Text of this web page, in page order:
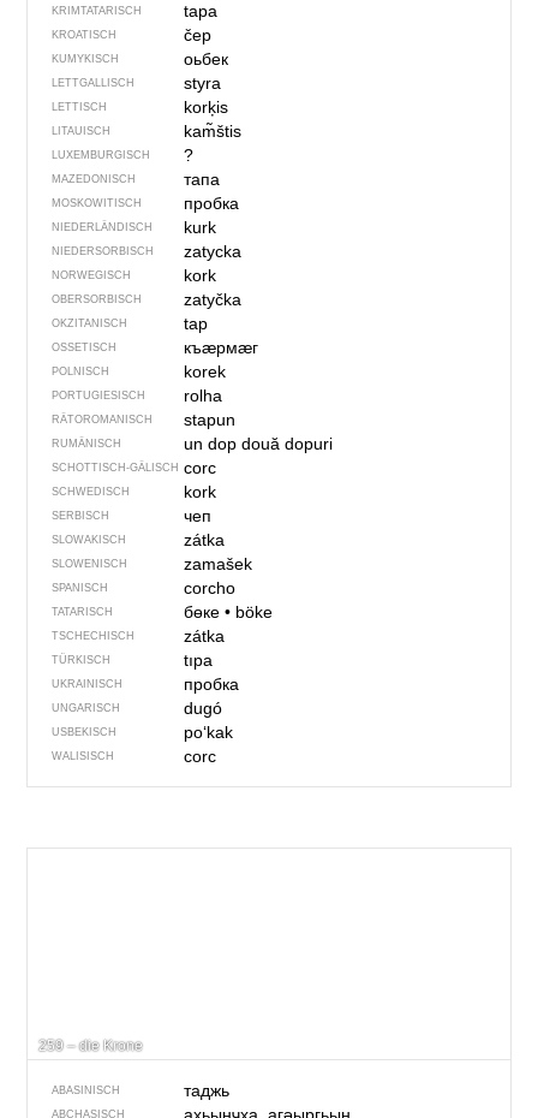
KRIMTATARISCH tapa
KROATISCH čep
KUMYKISCH оьбек
LETTGALLISCH styra
LETTISCH korķis
LITAUISCH kam̃štis
LUXEMBURGISCH ?
MAZEDONISCH тапа
MOSKOWITISCH пробка
NIEDERLÄNDISCH kurk
NIEDERSORBISCH zatycka
NORWEGISCH kork
OBERSORBISCH zatyčka
OKZITANISCH tap
OSSETISCH къӕрмӕг
POLNISCH korek
PORTUGIESISCH rolha
RÄTOROMANISCH stapun
RUMÄNISCH un dopdouă dopuri
SCHOTTISCH-GÄLISCH corc
SCHWEDISCH kork
SERBISCH чеп
SLOWAKISCH zátka
SLOWENISCH zamašek
SPANISCH corcho
TATARISCH бөке• böke
TSCHECHISCH zátka
TÜRKISCH tıpa
UKRAINISCH пробка
UNGARISCH dugó
USBEKISCH po‘kak
WALISISCH corc
259 – die Krone
ABASINISCH таджь
ABCHASISCH